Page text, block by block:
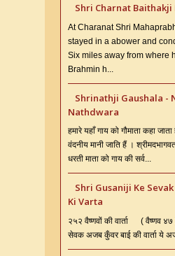
Shri Charnat Baithakji
At Charanat Shri
stayed in a abower and
Six miles away from where
Brahmin h...
Shrinathji Gaushala -
Nathdwara
हमारे यहाँ गाय को गौमाता कहा
वंदनीय मानी जाति हैं ।
धरती माता को गाय की सर्व...
Shri Gusaniji Ke
Ki Varta
२५२ वैष्णवों की वार्ता ( वैष्णव ४७
सेवक अजब कुँवर बाई की वार्ता ये